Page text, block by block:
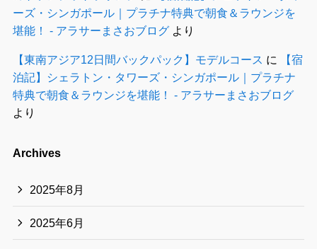
ーズ・シンガポール｜プラチナ特典で朝食＆ラウンジを
堪能！ - アラサーまさおブログより
【東南アジア12日間バックパック】モデルコース に
【宿
泊記】シェラトン・タワーズ・シンガポール｜プラチナ
特典で朝食＆ラウンジを堪能！ - アラサーまさおブログ
より
Archives
2025年8月
2025年6月